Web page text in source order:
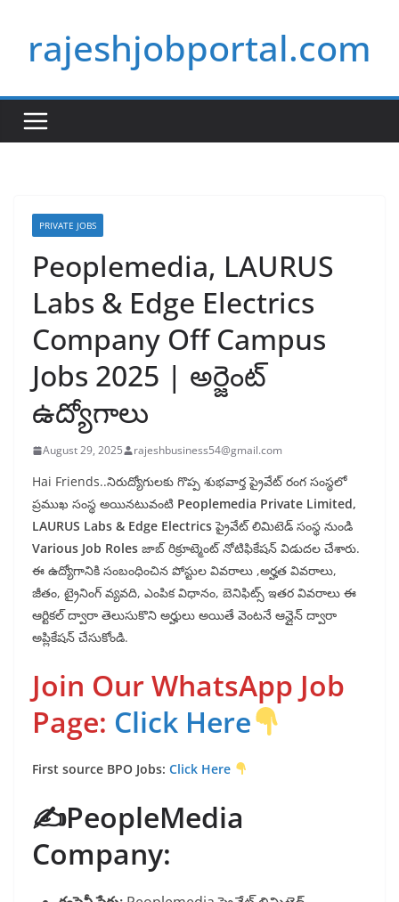
contentrajeshjobportal.com
PRIVATE JOBS
Peoplemedia, LAURUS
Labs & Edge Electrics
Company Off Campus
Jobs 2025 | అర్జెంట్
ఉద్యోగాలు
August 29, 2025 rajeshbusiness54@gmail.com
Hai Friends..నిరుద్యోగులకు గొప్ప శుభవార్త ప్రైవేట్ రంగ సంస్థలో
ప్రముఖ సంస్థ అయినటువంటి Peoplemedia Private Limited,
LAURUS Labs & Edge Electricsప్రైవేట్ లిమిటెడ్ సంస్థ నుండి
Various Job Roles జాబ్ రిక్రూట్మెంట్ నోటిఫికేషన్ విడుదల చేశారు.
ఈ ఉద్యోగానికి సంబంధించిన పోస్టుల వివరాలు ,అర్హత వివరాలు,
జీతం, ట్రైనింగ్ వ్యవది, ఎంపిక విధానం, బెనిఫిట్స్ ఇతర వివరాలు ఈ
ఆర్టికల్ ద్వారా తెలుసుకొని అర్హులు అయితే వెంటనే ఆన్లైన్ ద్వారా
అప్లికేషన్ చేసుకోండి.
Join Our WhatsApp Job
Page: Click Here
First source BPO Jobs: Click Here
✍️PeopleMedia
Company: